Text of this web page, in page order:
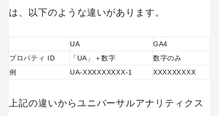
Googleアナリティクス
Google広告
は、以下のような違いがあります。
UA
GA4
プロパティ ID
「UA」＋数字
数字のみ
例
UA-XXXXXXXXX-1 XXXXXXXXX
上記の違いからユニバーサルアナリティクス